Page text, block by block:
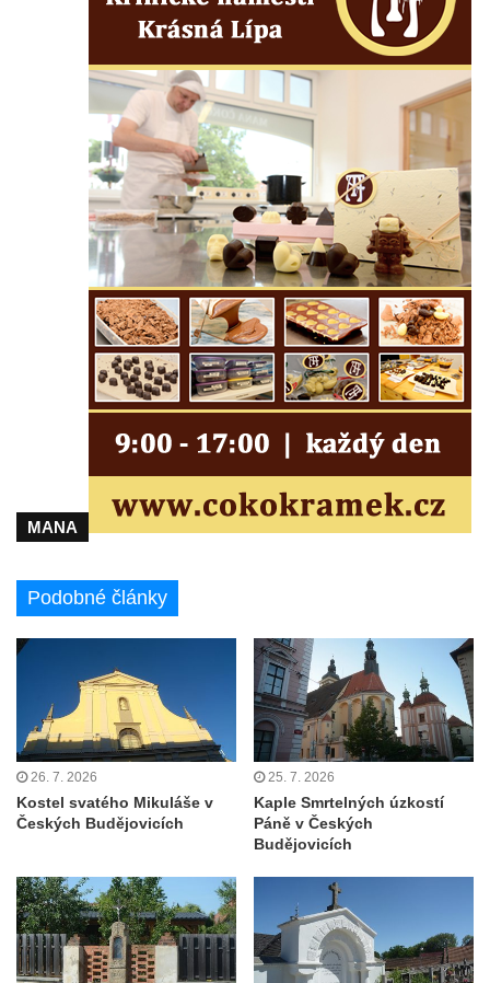
Svitavě
Výklenková kaple Piety ve Svojkově
Kostel Nejsvětější Trojice ve Velenicích
Kostel svatého Vavřince v Okounově
Kostel svatých Petra a Pavla v Semilech
Kostel Nanebevzetí Panny Marie (St. Mariä
Himmelfahrt) v Schirgiswalde
Kostel svaté Máří Magdaleny u hradu
Krasíkov
Kaple Olivetské hory pod věží kostela
svatého Michaela Archanděla v Bochově
Mildeova kaple pod Ortelem
Výklenková kaple v Teplické ulici u stadionu
v Duchcově
Kostel svatých Petra a Pavla v Jeníkově
Kaple svaté Anny v Jeníkově
Kaple Panny Marie v Lahošti
Kaple svatého Jana Nepomuckého v
Lahošti
Kostel svatého Mikuláše v Mikulášovicích
Kaple Tří otců v Mikulášovicích
Kaple Matky Boží v Mikulášovicích
Mikulášovicích
Balzerova kaple v Mikulášovicích
Kostel svatého Václava ve Šluknově
MANA
Podobné články
26. 7. 2026
Kostel svatého Mikuláše v
Českých Budějovicích
25. 7. 2026
Kaple Smrtelných úzkostí
Páně v Českých
Budějovicích